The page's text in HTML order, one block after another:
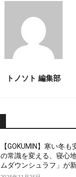
トノソト 編集部
【GOKUMIN】寒い冬
の常識を変える、寝心
ムダウンシュラフ」が